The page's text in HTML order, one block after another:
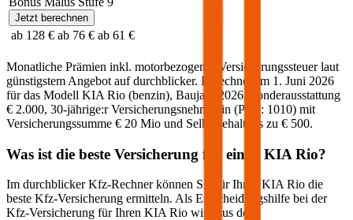
Jetzt berechnen
ab 128 € ab 76 € ab 61 €
Monatliche Prämien inkl. motorbezogener Versicherungssteuer laut
günstigstem Angebot auf durchblicker. Berechnet am 1. Juni 2026
für das Modell KIA Rio (benzin), Baujahr 2026, Sonderausstattung
€ 2.000, 30-jährige:rVersicherungsnehmer:in (PLZ: 1010) mit
Versicherungssumme € 20 Mio und Selbstbehalt bis zu € 500.
Was ist die beste Versicherung für einen KIA Rio?
Im durchblicker Kfz-Rechner können Sie für Ihren KIA Rio die
beste Kfz-Versicherung ermitteln. Als Entscheidungshilfe bei der
Kfz-Versicherung für Ihren KIA Rio wird aus den